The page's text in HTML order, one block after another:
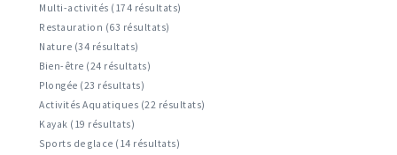
Multi-activités (174 résultats)
Restauration (63 résultats)
Nature (34 résultats)
Bien-être (24 résultats)
Plongée (23 résultats)
Activités Aquatiques (22 résultats)
Kayak (19 résultats)
Sports de glace (14 résultats)